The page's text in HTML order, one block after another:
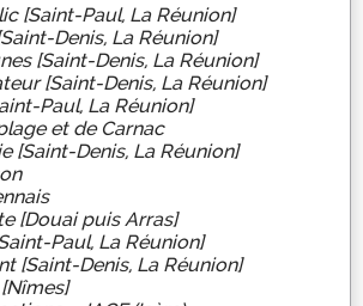
[Saint-Paul, La Réunion]
Denis, La Réunion]
[Saint-Denis, La Réunion]
[Saint-Denis, La Réunion]
Paul, La Réunion]
et de Carnac
[Saint-Denis, La Réunion]
[Douai puis Arras]
Paul, La Réunion]
[Saint-Denis, La Réunion]